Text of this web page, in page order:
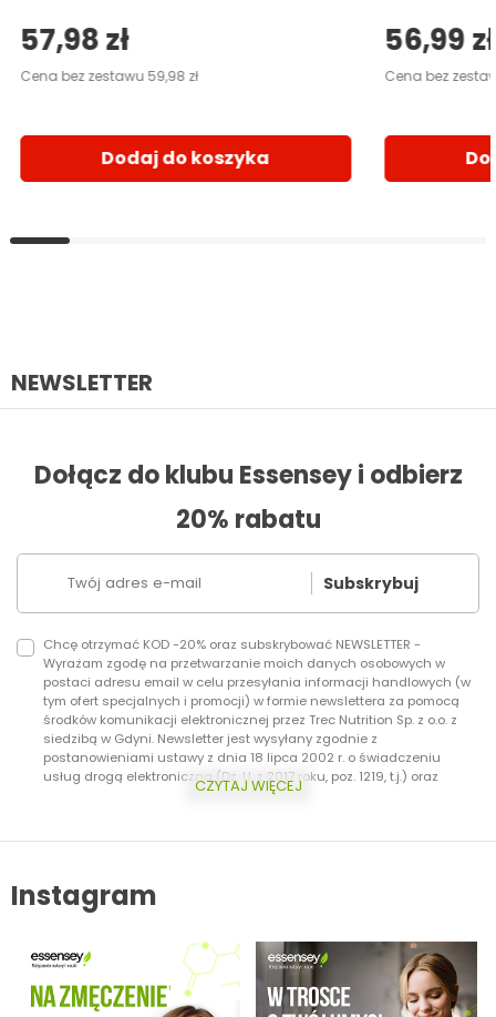
57,98 zł
Cena bez zestawu 59,98 zł
Dodaj do koszyka
56,99 zł
Cena bez
NEWSLETTER
Dołącz do klubu Essensey i odbierz
20% rabatu
Subskrybuj
Chcę otrzymać KOD -20% oraz subskrybować NEWSLETTER -
Wyrażam zgodę na przetwarzanie moich danych osobowych w
postaci adresu email w celu przesyłania informacji handlowych (w
tym ofert specjalnych i promocji) w formie newslettera za pomocą
środków komunikacji elektronicznej przez Trec Nutrition Sp. z o.o. z
siedzibą w Gdyni. Newsletter jest wysyłany zgodnie z
postanowieniami ustawy z dnia 18 lipca 2002 r. o świadczeniu
usług drogą elektroniczną (Dz. U. z 2017 roku, poz. 1219, t.j.) oraz
ustawy z dnia 16 lipca 2004 r. Prawo telekomunikacyjne (Dz.U. z 2017
CZYTAJ WIĘCEJ
Instagram